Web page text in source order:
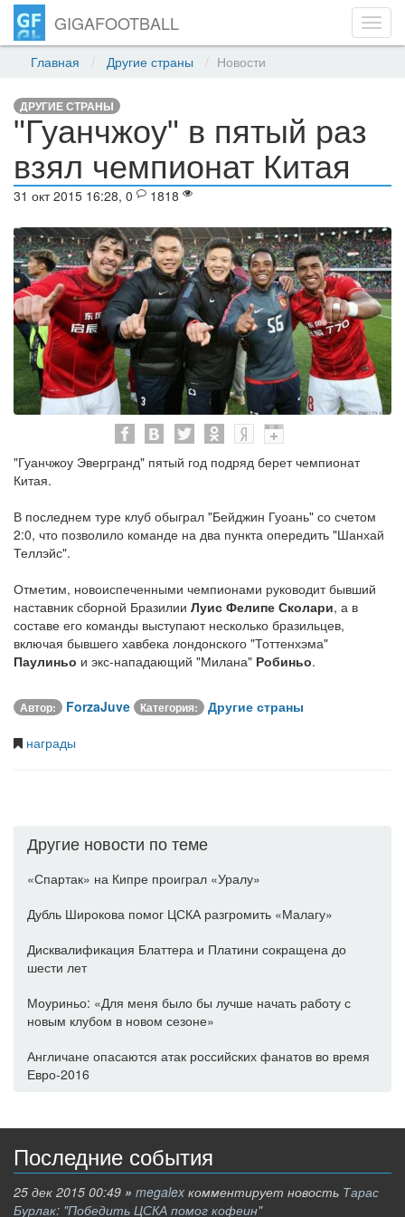
GIGAFOOTBALL
Главная Другие страны Новости
ДРУГИЕ СТРАНЫ
"Гуанчжоу" в пятый раз
взял чемпионат Китая
31 окт 2015 16:28, 0 1818
"Гуанчжоу Эвергранд" пятый год подряд берет чемпионат
Китая.
В последнем туре клуб обыграл "Бейджин Гуоань" со счетом
2:0, что позволило команде на два пункта опередить "Шанхай
Теллэйс".
Отметим, новоиспеченными чемпионами руководит бывший
наставник сборной Бразилии Луис Фелипе Сколари, а в
составе его команды выступают несколько бразильцев,
включая бывшего хавбека лондонского "Тоттенхэма"
Паулиньо и экс-нападающий "Милана" Робиньо.
Автор: ForzaJuve Категория:
Другие страны
награды
Другие новости по теме
«Спартак» на Кипре проиграл «Уралу»
Дубль Широкова помог ЦСКА разгромить «Малагу»
Дисквалификация Блаттера и Платини сокращена до
шести лет
Моуриньо: «Для меня было бы лучше начать работу с
новым клубом в новом сезоне»
Англичане опасаются атак российских фанатов во время
Евро-2016
Последние события
25 дек 2015 00:49 » megalex комментирует новость Тарас
Бурлак: "Победить ЦСКА помог кофеин"